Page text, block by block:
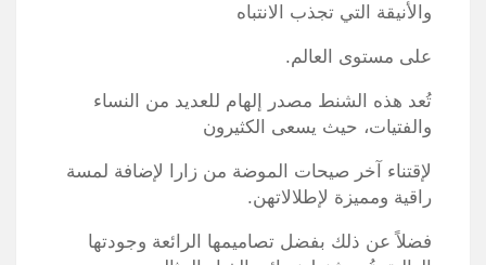
والأنيقة التي تجذب الانتباه
على مستوى العالم.
تُعد هذه الشنط مصدر إلهام للعديد من النساء
والفتيات، حيث يسعى الكثيرون
لإقتناء آخر صيحات الموضة من زارا لإضافة لمسة
راقية ومميزة لإطلالاتهن.
فضلاً عن ذلك بفضل تصاميمها الرائعة وجودتها